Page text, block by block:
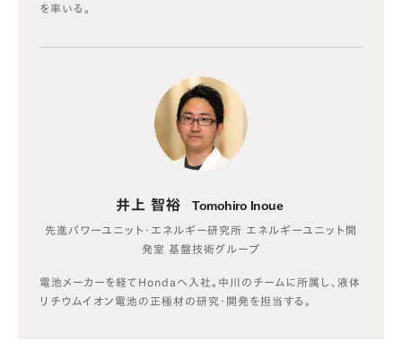
を率いる。
井上 智裕 Tomohiro Inoue
先進パワーユニット・エネルギー研究所 エネルギーユニット開
発室 基盤技術グループ
電池メーカーを経てHondaへ入社。中川のチームに所属し、液体
リチウムイオン電池の正極材の研究・開発を担当する。